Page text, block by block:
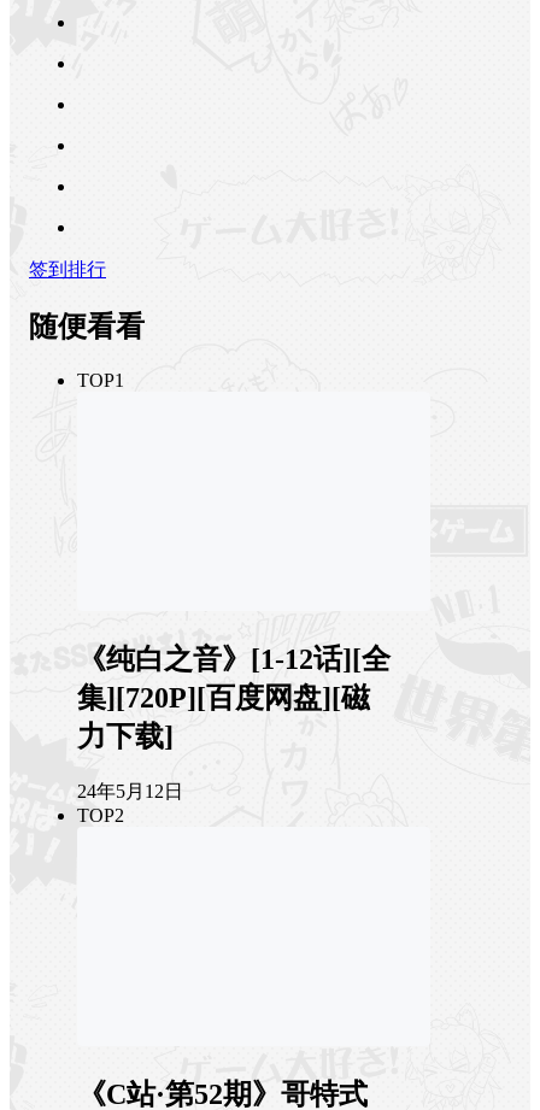
签到排行
随便看看
TOP1
《纯白之音》[1-12话][全
集][720P][百度网盘][磁
力下载]
24年5月12日
TOP2
《C站·第52期》哥特式